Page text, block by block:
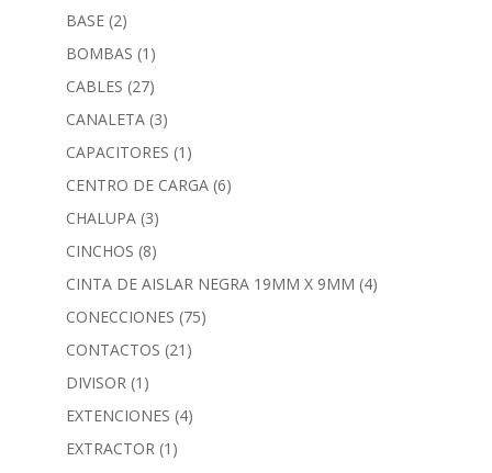
BASE (2)
BOMBAS (1)
CABLES (27)
CANALETA (3)
CAPACITORES (1)
CENTRO DE CARGA (6)
CHALUPA (3)
CINCHOS (8)
CINTA DE AISLAR NEGRA 19MM X 9MM (4)
CONECCIONES (75)
CONTACTOS (21)
DIVISOR (1)
EXTENCIONES (4)
EXTRACTOR (1)